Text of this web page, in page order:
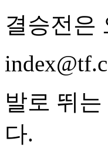
결승전은
발로 뛰
다.